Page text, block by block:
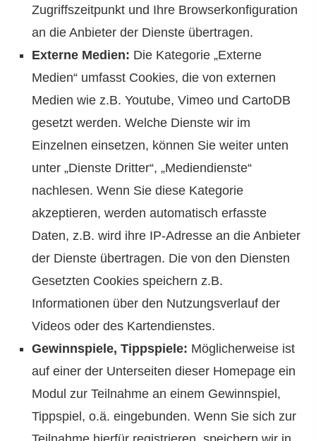
Zugriffszeitpunkt und Ihre Browserkonfiguration
an die Anbieter der Dienste übertragen.
Externe Medien: Die Kategorie „Externe
Medien“ umfasst Cookies, die von externen
Medien wie z.B. Youtube, Vimeo und CartoDB
gesetzt werden. Welche Dienste wir im
Einzelnen einsetzen, können Sie weiter unten
unter „Dienste Dritter“, „Mediendienste“
nachlesen. Wenn Sie diese Kategorie
akzeptieren, werden automatisch erfasste
Daten, z.B. wird ihre IP-Adresse an die Anbieter
der Dienste übertragen. Die von den Diensten
Gesetzten Cookies speichern z.B.
Informationen über den Nutzungsverlauf der
Videos oder des Kartendienstes.
Gewinnspiele, Tippspiele: Möglicherweise ist
auf einer der Unterseiten dieser Homepage ein
Modul zur Teilnahme an einem Gewinnspiel,
Tippspiel, o.ä. eingebunden. Wenn Sie sich zur